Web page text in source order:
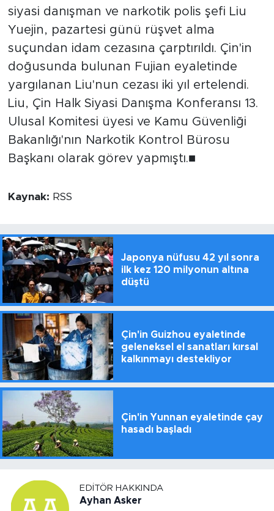
siyasi danışman ve narkotik polis şefi Liu
Yuejin, pazartesi günü rüşvet alma
suçundan idam cezasına çarptırıldı. Çin'in
doğusunda bulunan Fujian eyaletinde
yargılanan Liu'nun cezası iki yıl ertelendi.
Liu, Çin Halk Siyasi Danışma Konferansı 13.
Ulusal Komitesi üyesi ve Kamu Güvenliği
Bakanlığı'nın Narkotik Kontrol Bürosu
Başkanı olarak görev yapmıştı.■
Kaynak: RSS
Japonya nüfusu 42 yıl sonra
ilk kez 120 milyonun altına
düştü
Çin'in Guizhou eyaletinde
geleneksel el sanatları kırsal
kalkınmayı destekliyor
Çin'in Yunnan eyaletinde çay
hasadı başladı
EDITÖR HAKKINDA
Ayhan Asker